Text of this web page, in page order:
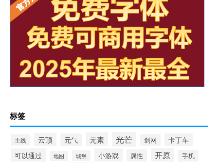
标签
主线 云顶 元气 元素 光芒 剑网 卡丁车
可以通过 地图 城堡 小游戏 属性 开原 手机